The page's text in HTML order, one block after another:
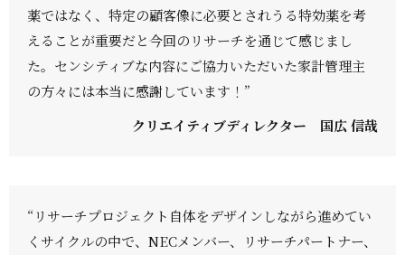
薬ではなく、特定の顧客像に必要とされうる特効薬を考
えることが重要だと今回のリサーチを通じて感じまし
た。センシティブな内容にご協力いただいた家計管理主
の方々には本当に感謝しています！”
クリエイティブディレクター 国広 信哉
“リサーチプロジェクト自体をデザインしながら進めてい
くサイクルの中で、NECメンバー、リサーチパートナー、